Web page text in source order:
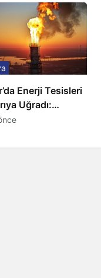
Enerji Tesisleri
Uğradı:
Doğalgaz